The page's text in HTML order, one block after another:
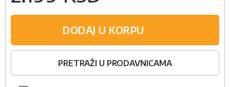
DODAJ U KORPU
PRETRAŽI U PRODAVNICAMA